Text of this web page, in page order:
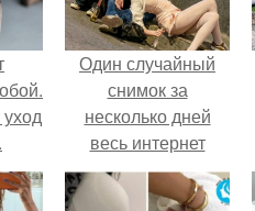
Один случайный
снимок за
несколько дней
весь интернет
облетел.